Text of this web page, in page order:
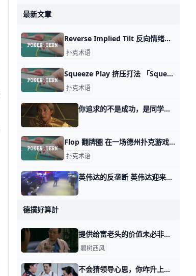
最新文章
Reverse Implied Tilt 反向情绪倾斜或反向诱发情绪崩溃 Reverse Implied Tilt 反向情绪倾斜或反向诱发情绪崩溃，Reverse Implied Tilt指的是你在某手牌中虽然赢了对手，但却激怒了他，导致他情绪失控、进而变得更具侵略
扑克术语
Squeeze Play 挤压打法 「Squeeze Play」在德州扑克中指的是一种进攻性的打法，通常是在河牌（river）前的最后一轮下注中使用。这种打法的目的是逼迫对手在最
扑克术语
你追求的不是成功，是同学会式的显摆 那天我讲战争阴霾下的新世界时，有读者留言问我说： 不同时代下，人们对优秀的定义不同，其内在原因，会不会恰恰是因为安全成本的变动？ 你讲的非常对，
Flop 翻牌圈 在一场德州扑克游戏中，每位玩家都会先发到两张底牌，并在接下来的三个回合中，公开五张公共牌。 这五张牌中的前三张牌被称为「Flop」。 这三张牌中
扑克术语
英伟达的反垄断 英伟达迎来了一轮反垄断，但是英伟达要受的苦还没有结束。因为枪击讲究的是要快，一定要在尽可能短的时间内，赶紧把伤害密集打出去。 就像是前段时间美
德撲好算計
提供给富老头的价值未必非得是你自己身上的 那天我写这年头该怎么赚钱时，有个在美国工作的，副业做一对一家教的读者问，怎么打开富老头的圈子。 我说终归得提供价值，对方看得上的价值。 有其他读
碧树西风
不会猜领导心思，你咋升上去呢？ 那天我写这年头该怎么赚钱时，我说表演型的工作，很多人是不过滤的，简单说就是拿手下当小白鼠。 你自己去撞南墙吧。 有读者看了之后，感慨说，过滤干净